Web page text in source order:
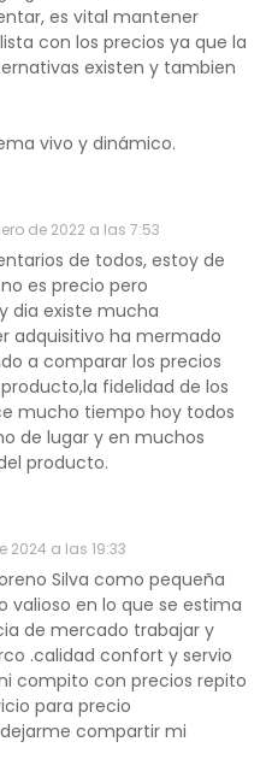
es vital mantener
con los precios ya que la
existen y tambien
vivo y dinámico.
de 2022 a las 7:53
de todos, estoy de
es precio pero
dia existe mucha
adquisitivo ha mermado
a comparar los precios
fidelidad de los
mucho tiempo hoy todos
de lugar y en muchos
producto.
2024 a las 19:33
Silva como pequeña
valioso en lo que se estima
de mercado trabajar y
.calidad confort y servio
compito con precios repito
para precio
compartir mi